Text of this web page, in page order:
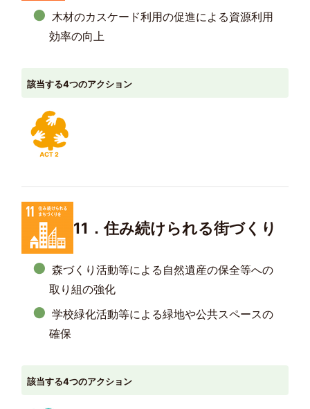
木材のカスケード利用の促進による資源利用
効率の向上
該当する4つのアクション
11．住み続けられる街づくり
森づくり活動等による自然遺産の保全等への
取り組の強化
学校緑化活動等による緑地や公共スペースの
確保
該当する4つのアクション